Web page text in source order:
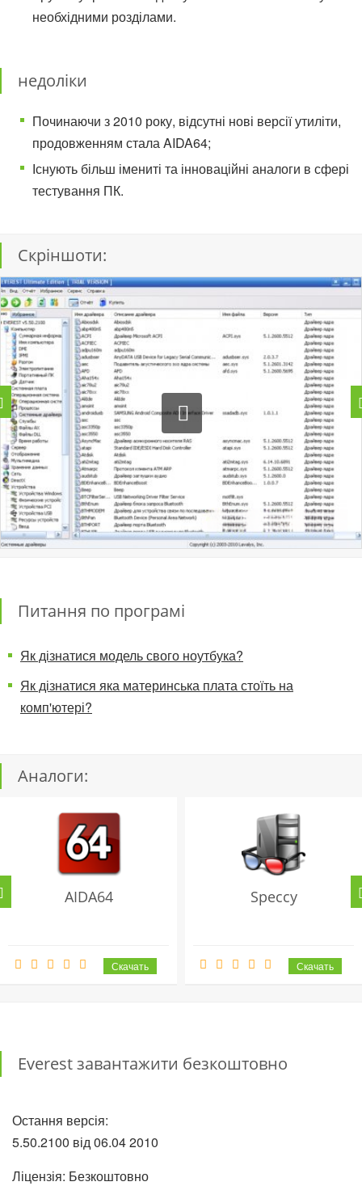
необхідними розділами.
недоліки
Починаючи з 2010 року, відсутні нові версії утиліти,
продовженням стала AIDA64;
Існують більш імениті та інноваційні аналоги в сфері
тестування ПК.
Скріншоти:
Питання по програмі
Як дізнатися модель свого ноутбука?
Як дізнатися яка материнська плата стоїть на
комп'ютері?
Аналоги:
AIDA64 Speccy
Everest завантажити безкоштовно
Остання версія:
5.50.2100 від06.042010
Ліцензія: Безкоштовно